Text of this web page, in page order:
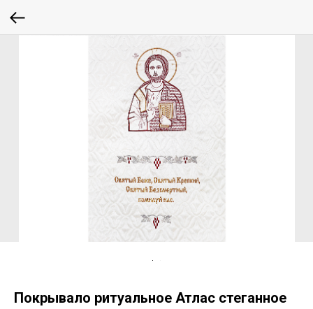
Покрывало ритуальное Атлас стеганное